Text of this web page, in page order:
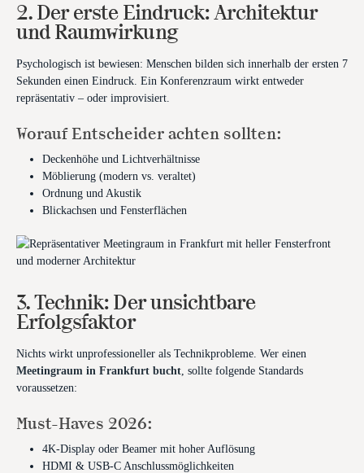
2. Der erste Eindruck: Architektur
und Raumwirkung
Psychologisch ist bewiesen: Menschen bilden sich innerhalb der ersten 7
Sekunden einen Eindruck. Ein Konferenzraum wirkt entweder
repräsentativ – oder improvisiert.
Worauf Entscheider achten sollten:
Deckenhöhe und Lichtverhältnisse
Möblierung (modern vs. veraltet)
Ordnung und Akustik
Blickachsen und Fensterflächen
3. Technik: Der unsichtbare
Erfolgsfaktor
Nichts wirkt unprofessioneller als Technikprobleme. Wer einen
Meetingraum in Frankfurt bucht, sollte folgende Standards
voraussetzen:
Must-Haves 2026:
4K-Display oder Beamer mit hoher Auflösung
HDMI & USB-C Anschlussmöglichkeiten